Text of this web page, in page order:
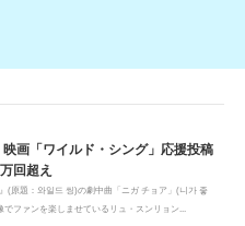
画「ワイルド・シング」応援投稿
回超え
(原題：와일드 씽)の劇中曲「ニガ チョア」(니가 좋
でファンを楽しませているリュ・スンリョン...